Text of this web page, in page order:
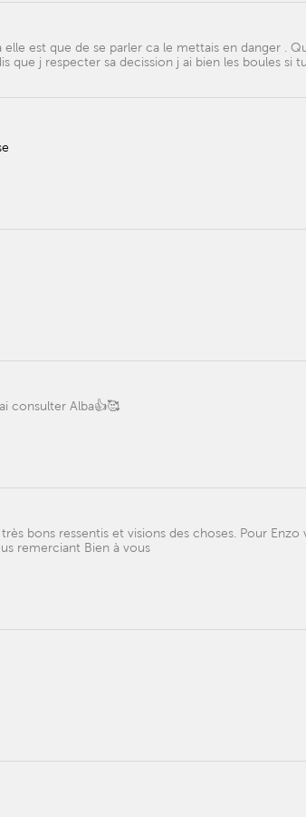
est que de se parler ca le mettais en danger .
que j respecter sa decission j ai bien les boules si
consulter Alba👍🥰
bons ressentis et visions des choses. Pour Enzo
remerciant Bien à vous